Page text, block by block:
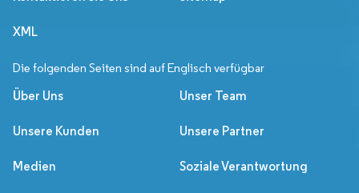
XML
Die folgenden Seiten sind auf Englisch verfügbar
Über Uns Unser Team
Unsere Kunden Unsere Partner
Medien Soziale Verantwortung